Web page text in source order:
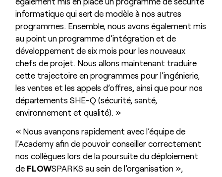
informatique qui sert de modèle à nos autres
programmes. Ensemble, nous avons également mis
au point un programme d’intégration et de
développement de six mois pour les nouveaux
chefs de projet. Nous allons maintenant traduire
cette trajectoire en programmes pour l’ingénierie,
les ventes et les appels d’offres, ainsi que pour nos
départements SHE-Q (sécurité, santé,
environnement et qualité). »
« Nous avançons rapidement avec l’équipe de
l’Academy afin de pouvoir conseiller correctement
nos collègues lors de la poursuite du déploiement
de FLOWSPARKS au sein de l’organisation »,